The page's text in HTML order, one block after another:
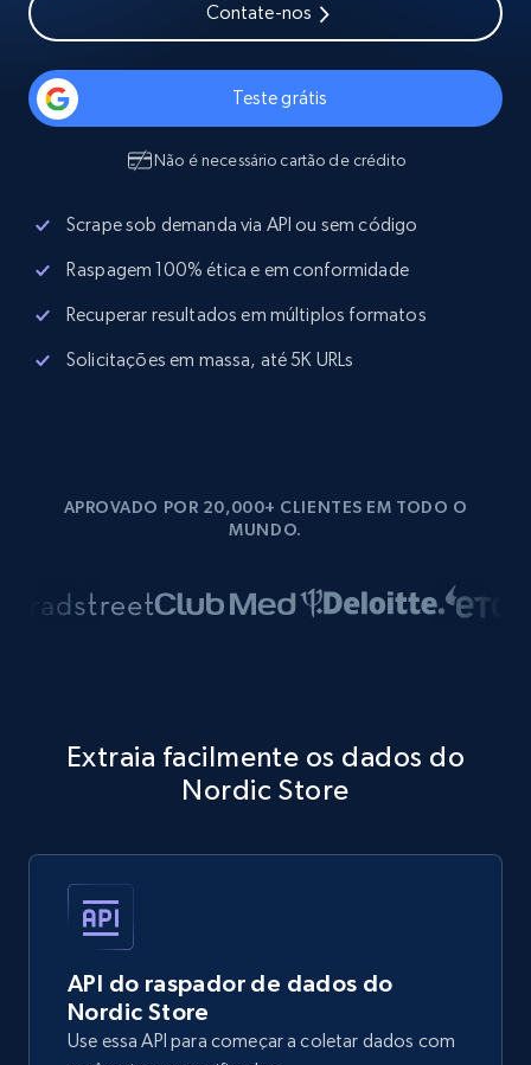
Contate-nos
Teste grátis
Não é necessário cartão de crédito
Scrape sob demanda via API ou sem código
Raspagem 100% ética e em conformidade
Recuperar resultados em múltiplos formatos
Solicitações em massa, até 5K URLs
APROVADO POR 20,000+ CLIENTES EM TODO O
MUNDO.
Extraia facilmente os dados do
Nordic Store
API do raspador de dados do
Nordic Store
Use essa API para começar a coletar dados com